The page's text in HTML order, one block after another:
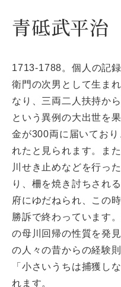
青砥武平治
1713-1788。個人の記
衛門の次男として生ま
なり、三両二人扶持か
という異例の大出世を
金が300両に届いてお
れたと見られます。ま
川せき止めなどを行っ
り、柵を焼き討ちされ
府にゆだねられ、この
勝訴で終わっています
の母川回帰の性質を発
の人々の昔からの経験
「小さいうちは捕獲し
れます。